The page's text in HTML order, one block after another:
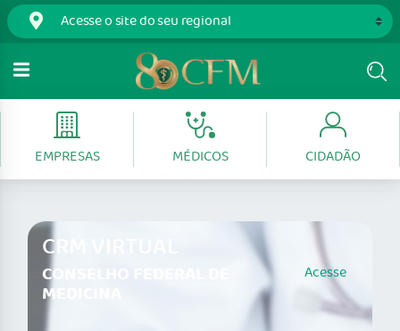
EMPRESAS MÉDICOS CIDADÃO
CRM VIRTUAL
CONSELHO FEDERAL DE
MEDICINA
Acesse